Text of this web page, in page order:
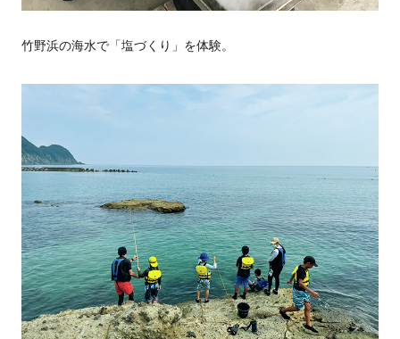
竹野浜の海水で「塩づくり」を体験。